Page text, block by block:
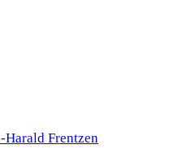
Harald Frentzen